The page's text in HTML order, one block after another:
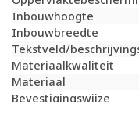
Inbouwhoogte
Inbouwbreedte
Tekstveld/
Materiaalkwaliteit
Materiaal
Bevestigingswijze